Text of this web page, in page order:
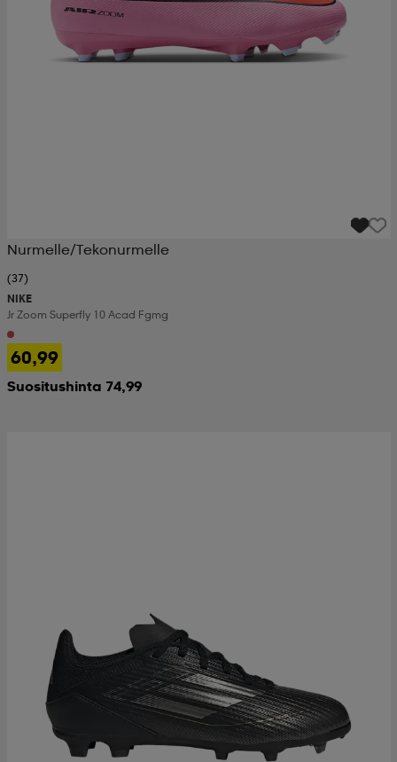
Nurmelle/Tekonurmelle
(37)
NIKE
Jr Zoom Superfly 10 Acad Fgmg
60,99
Suositushinta 74,99